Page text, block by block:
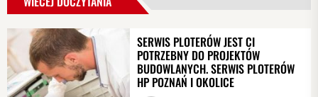
SERWIS PLOTERÓW JEST CI
POTRZEBNY DO PROJEKTÓW
BUDOWLANYCH. SERWIS PLOTERÓW
HP POZNAŃ I OKOLICE